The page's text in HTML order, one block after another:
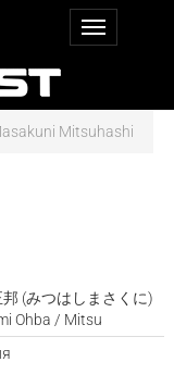
Mitsuhashi
邦 (みつはしまさくに)
Ohba / Mitsu